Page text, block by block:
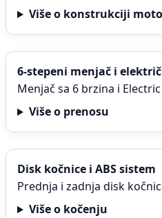
Više o konstrukciji
6-stepeni menjač i
Menjač sa 6 brzina i
Više o prenosu
Disk kočnice i ABS sistem
Prednja i zadnja disk
Više o kočenju